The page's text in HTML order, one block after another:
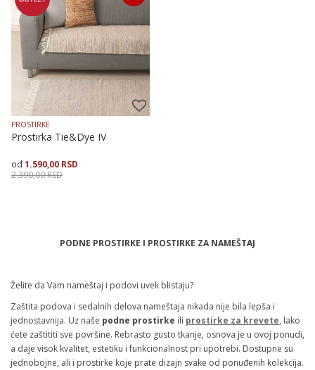
70X120 70X160 70X200
PROSTIRKE
Prostirka Tie&Dye IV
1.590,00 RSD
2.390,00RSD
70X200
PODNE PROSTIRKE I PROSTIRKE ZA NAMEŠTAJ
Želite da Vam nameštaj i podovi uvek blistaju?
Zaštita podova i sedalnih delova nameštaja nikada nije bila lepša i
jednostavnija. Uz naše podne prostirke ili prostirke za krevete, lako
ćete zaštititi sve površine. Rebrasto gusto tkanje, osnova je u ovoj ponudi,
a daje visok kvalitet, estetiku i funkcionalnost pri upotrebi. Dostupne su
jednobojne, ali i prostirke koje prate dizajn svake od ponuđenih kolekcija.